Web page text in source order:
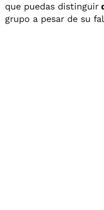
que puedas distinguir
grupo a pesar de su